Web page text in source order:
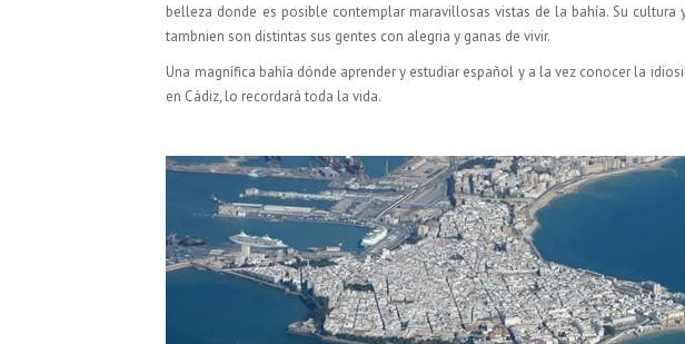
belleza donde es posible contemplar maravillosas vistas de la bahía. Su cultura
tambnien son distintas sus gentes con alegria y ganas de vivir.
Una magnífica bahía dónde aprender y estudiar español y a la vez conocer la
en Cádiz, lo recordará toda la vida.